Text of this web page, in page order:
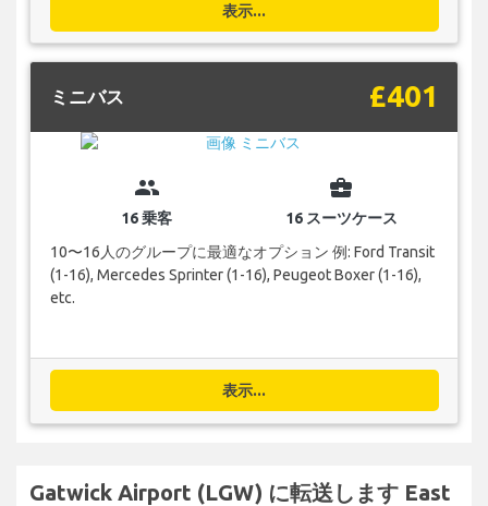
表示...
ミニバス £401
group
16 乗客
business_center
16 スーツケース
10〜16人のグループに最適なオプション 例: Ford Transit
(1-16), Mercedes Sprinter (1-16), Peugeot Boxer (1-16),
etc.
表示...
Gatwick Airport (LGW) に転送します East